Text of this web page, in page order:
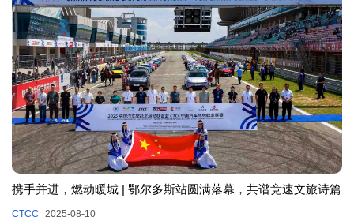
携手并进，燃动暖城 | 鄂尔多斯站圆满落幕，共谱竞速文旅诗篇
CTCC 2025-08-10